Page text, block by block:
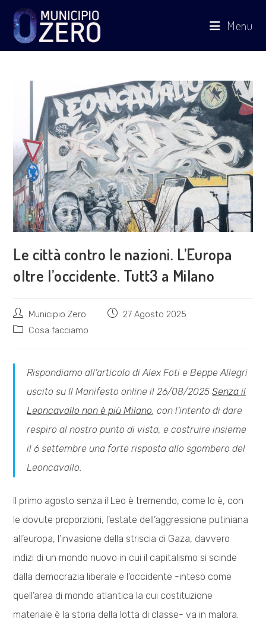
contenuto
Menu
Le città contro le nazioni. L’Europa
oltre l’occidente. Tutt3 a Milano
Autore
dell'articolo:
Municipio Zero
Articolo27 Agosto 2025
Categoria
Cosa facciamo
Rispondiamo all’articolo di Alex Foti e Beppe Allegri
uscito su Il Manifesto online il 26/08/2025Senza il
Leoncavallo non è più Milano, con l’intento di dare
respiro al nostro punto di vista, e costruire insieme
il 6 settembre una forte risposta allo sgombero del
Leoncavallo.
Il primo agosto senza il Leo è tremendo, come lo è, con
le dovute proporzioni, l’estate dell’aggressione putiniana
all’europa, l’invasione della striscia di Gaza, davvero
indizi di un mondo nuovo in cui il capitalismo si scinde
dalla democrazia liberale e l’occidente -inteso come
quell’area di mondo atlantica la cui costituzione
materiale è la storia della lotta di classe- va in malora.